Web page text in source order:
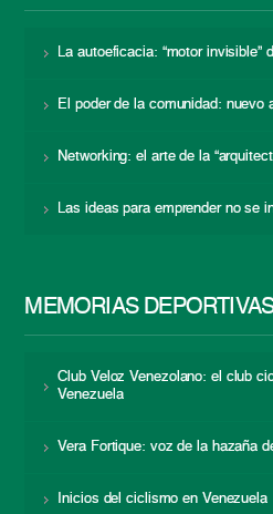
La autoeficacia: “motor invisible”
El poder de la comunidad: nuevo
Networking: el arte de la
Las ideas para emprender no se
MEMORIAS
Club Veloz Venezolano: el club
Venezuela
Vera Fortique: voz de la hazaña
Inicios del ciclismo en Venezuela